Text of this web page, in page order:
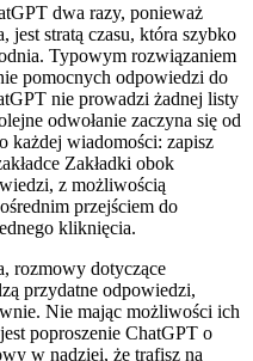
dwa razy, ponieważ
jest stratą czasu, która szybko
Typowym rozwiązaniem
pomocnych odpowiedzi do
nie prowadzi żadnej listy
odwołanie zaczyna się od
każdej wiadomości: zapisz
Zakładki obok
z możliwością
przejściem do
kliknięcia.
rozmowy dotyczące
przydatne odpowiedzi,
Nie mając możliwości ich
poproszenie ChatGPT o
w nadziei, że trafisz na